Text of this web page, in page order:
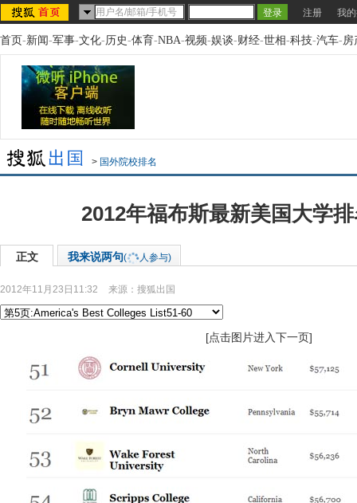
注册 我
首页-新闻-军事-文化-历史-体育-NBA-视频-娱谈-财经-世相-科技-汽车-房
> 国外院校排名
2012年福布斯最新美国大学
正文 我来说两句( 人参与)
2012年11月23日11:32 来源： 搜狐出国
[点击图片进入下一页]